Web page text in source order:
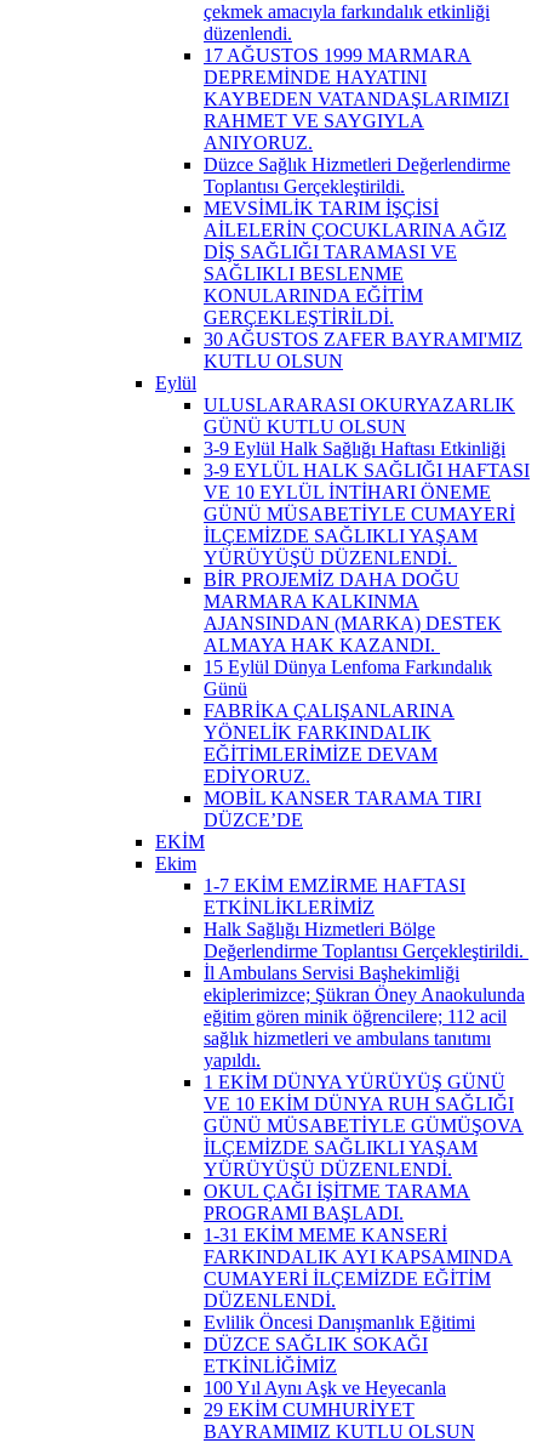
çekmek amacıyla farkındalık etkinliği
düzenlendi.
17 AĞUSTOS 1999 MARMARA
DEPREMİNDE HAYATINI
KAYBEDEN VATANDAŞLARIMIZI
RAHMET VE SAYGIYLA
ANIYORUZ.
Düzce Sağlık Hizmetleri Değerlendirme
Toplantısı Gerçekleştirildi.
MEVSİMLİK TARIM İŞÇİSİ
AİLELERİN ÇOCUKLARINA AĞIZ
DİŞ SAĞLIĞI TARAMASI VE
SAĞLIKLI BESLENME
KONULARINDA EĞİTİM
GERÇEKLEŞTİRİLDİ.
30 AĞUSTOS ZAFER BAYRAMI'MIZ
KUTLU OLSUN
Eylül
ULUSLARARASI OKURYAZARLIK
GÜNÜ KUTLU OLSUN
3-9 Eylül Halk Sağlığı Haftası Etkinliği
3-9 EYLÜL HALK SAĞLIĞI HAFTASI
VE 10 EYLÜL İNTİHARI ÖNEME
GÜNÜ MÜSABETİYLE CUMAYERİ
İLÇEMİZDE SAĞLIKLI YAŞAM
YÜRÜYÜŞÜ DÜZENLENDİ. ​
BİR PROJEMİZ DAHA DOĞU
MARMARA KALKINMA
AJANSINDAN (MARKA) DESTEK
ALMAYA HAK KAZANDI. ​
15 Eylül Dünya Lenfoma Farkındalık
Günü
FABRİKA ÇALIŞANLARINA
YÖNELİK FARKINDALIK
EĞİTİMLERİMİZE DEVAM
EDİYORUZ.
MOBİL KANSER TARAMA TIRI
DÜZCE’DE
EKİM
Ekim
1-7 EKİM EMZİRME HAFTASI
ETKİNLİKLERİMİZ
Halk Sağlığı Hizmetleri Bölge
Değerlendirme Toplantısı Gerçekleştirildi. ​
İl Ambulans Servisi Başhekimliği
ekiplerimizce; Şükran Öney Anaokulunda
eğitim gören minik öğrencilere; 112 acil
sağlık hizmetleri ve ambulans tanıtımı
yapıldı.
1 EKİM DÜNYA YÜRÜYÜŞ GÜNÜ
VE 10 EKİM DÜNYA RUH SAĞLIĞI
GÜNÜ MÜSABETİYLE GÜMÜŞOVA
İLÇEMİZDE SAĞLIKLI YAŞAM
YÜRÜYÜŞÜ DÜZENLENDİ.
OKUL ÇAĞI İŞİTME TARAMA
PROGRAMI BAŞLADI.
1-31 EKİM MEME KANSERİ
FARKINDALIK AYI KAPSAMINDA
CUMAYERİ İLÇEMİZDE EĞİTİM
DÜZENLENDİ.
Evlilik Öncesi Danışmanlık Eğitimi
DÜZCE SAĞLIK SOKAĞI
ETKİNLİĞİMİZ
100 Yıl Aynı Aşk ve Heyecanla
29 EKİM CUMHURİYET
BAYRAMIMIZ KUTLU OLSUN